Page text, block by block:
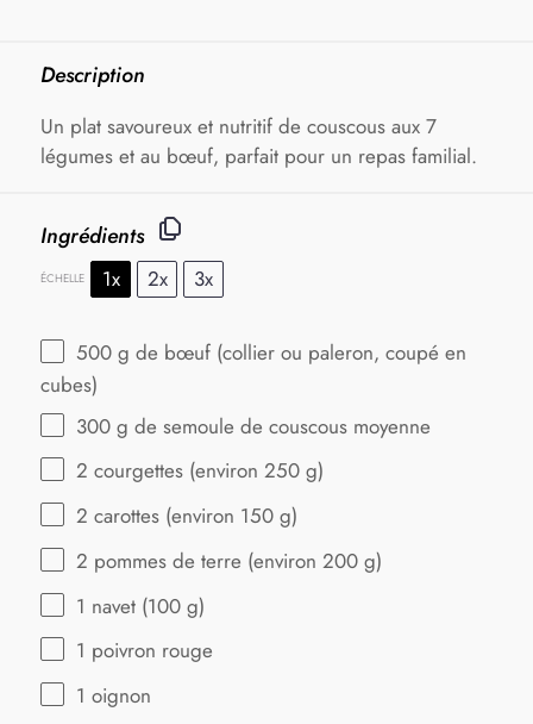
Description
Un plat savoureux et nutritif de couscous aux 7
légumes et au bœuf, parfait pour un repas familial.
Ingrédients
ÉCHELLE 1x 2x 3x
500 g de bœuf (collier ou paleron, coupé en
cubes)
300 g de semoule de couscous moyenne
2 courgettes (environ 250 g)
2 carottes (environ 150 g)
2 pommes de terre (environ 200 g)
1 navet (100 g)
1 poivron rouge
1 oignon